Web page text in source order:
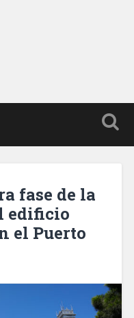
fase de la
edificio
el Puerto